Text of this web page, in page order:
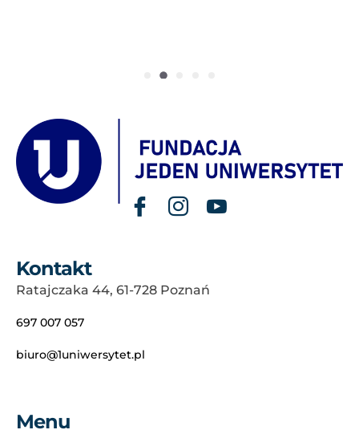
Kontakt
Ratajczaka 44, 61-728 Poznań
697 007 057
biuro@1uniwersytet.pl
Menu